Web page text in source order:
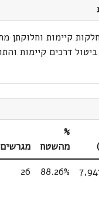
קיימות וחלוקתן
דרכים קיימות
%
מהשטח
מגרשים
88.26%
26